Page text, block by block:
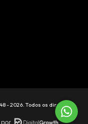
- 2026. Todos os direitos